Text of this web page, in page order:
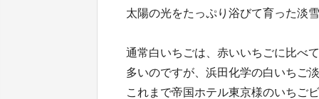
太陽の光をたっぷり浴びて育った淡
通常白いちごは、赤いいちごに比べ
多いのですが、浜田化学の白いちご
これまで帝国ホテル東京様のいちご